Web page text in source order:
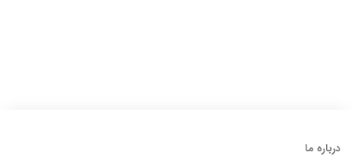
درباره ما